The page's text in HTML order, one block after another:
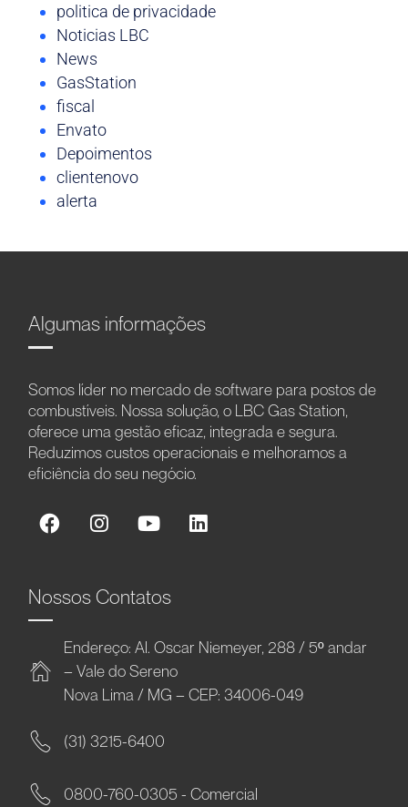
politica de privacidade
Noticias LBC
News
GasStation
fiscal
Envato
Depoimentos
clientenovo
alerta
Algumas informações
Somos líder no mercado de software para postos de
combustíveis. Nossa solução, o LBC Gas Station,
oferece uma gestão eficaz, integrada e segura.
Reduzimos custos operacionais e melhoramos a
eficiência do seu negócio.
Nossos Contatos
Endereço: Al. Oscar Niemeyer, 288 / 5º andar
– Vale do Sereno
Nova Lima / MG – CEP: 34006-049
(31) 3215-6400
0800-760-0305 - Comercial